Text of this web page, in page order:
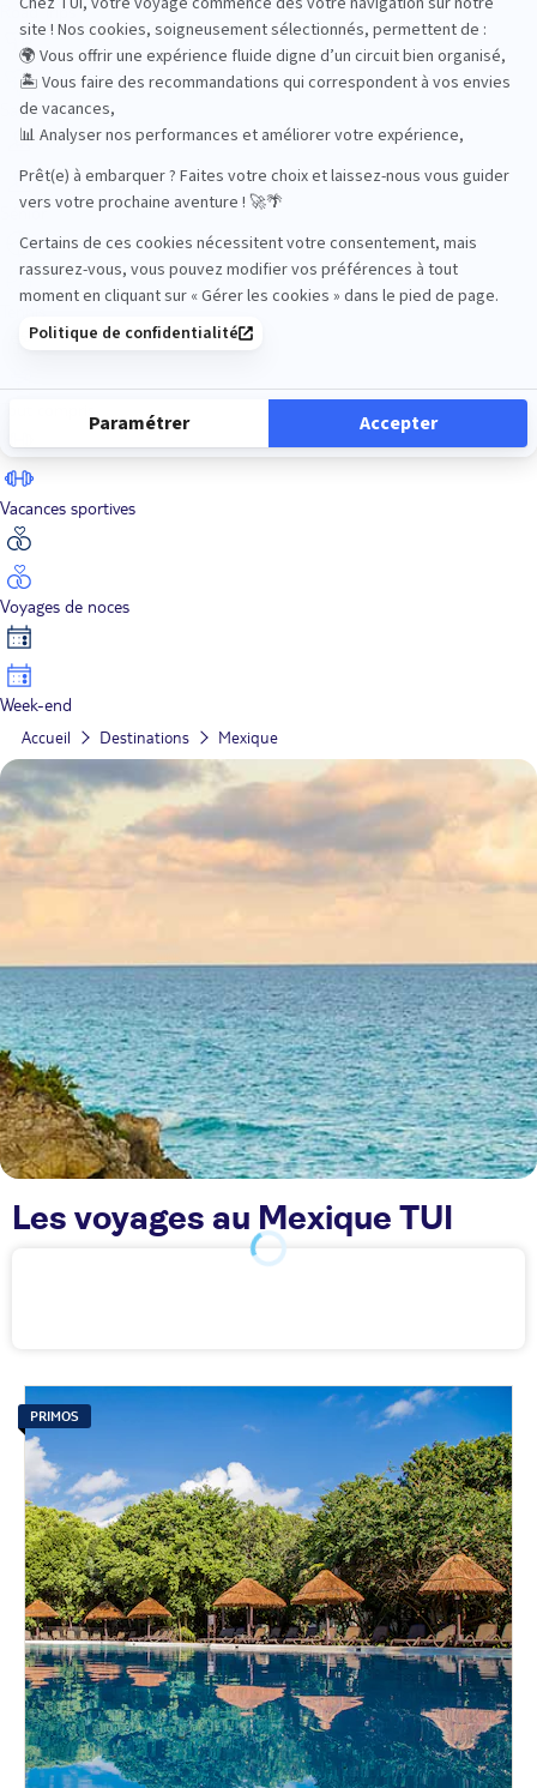
Road Trips
Safari
Sénior
Vacances sportives
Voyages de noces
Week-end
Accueil Destinations Mexique
Les voyages au Mexique TUI
PRIMOS